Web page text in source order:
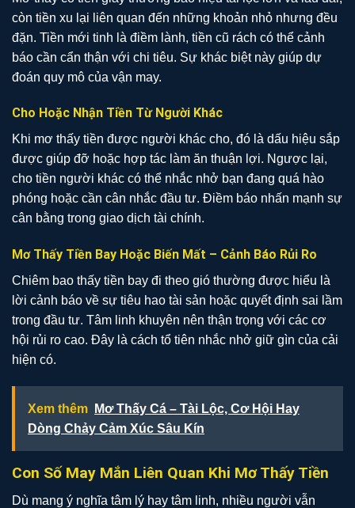
còn tiền xu lại liên quan đến những khoản nhỏ nhưng đều
đặn. Tiền mới tinh là điềm lành, tiền cũ rách có thể cảnh
báo cần cẩn thận với chi tiêu. Sự khác biệt này giúp dự
đoán quy mô của vận may.
Cho Hoặc Nhận Tiền Từ Người Khác
Khi mơ thấy tiền được người khác cho, đó là dấu hiệu sắp
được giúp đỡ hoặc hợp tác làm ăn thuận lợi. Ngược lại,
cho tiền người khác có thể nhắc nhở bạn đang quá hào
phóng hoặc cần cân nhắc đầu tư. Điềm báo nhấn mạnh sự
cân bằng trong giao dịch tài chính.
Mơ Thấy Tiền Bay Hoặc Biến Mất – Cảnh Báo Rủi Ro
Chiêm bao thấy tiền bay đi theo gió thường được hiểu là
lời cảnh báo về sự tiêu hao tài sản hoặc quyết định sai lầm
trong đầu tư. Tâm linh khuyên nên thận trọng với các cơ
hội rủi ro cao. Đây là cách tổ tiên nhắc nhở giữ gìn của cải
hiện có.
Xem thêm
Mơ Thấy Cá – Tài Lộc, Cơ Hội Hay
Dòng Chảy Cảm Xúc Sâu Kín
Con Số May Mắn Liên Quan Khi Mơ Thấy Tiền
Dù mang ý nghĩa tâm lý hay tâm linh, nhiều người vẫn